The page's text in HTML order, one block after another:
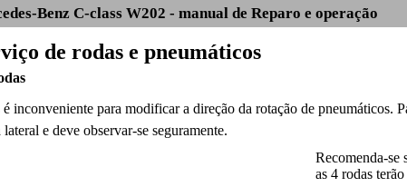
Benz C-class W202 - manual de Reparo e operação
de rodas e pneumáticos
inconveniente para modificar a direção da rotação de pneumáticos.
e deve observar-se seguramente.
Recomenda-se
as 4 rodas